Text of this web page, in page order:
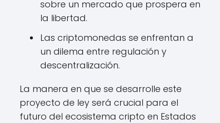
sobre un mercado que prospera en
la libertad.
Las criptomonedas se enfrentan a
un dilema entre regulación y
descentralización.
La manera en que se desarrolle este
proyecto de ley será crucial para el
futuro del ecosistema cripto en Estados